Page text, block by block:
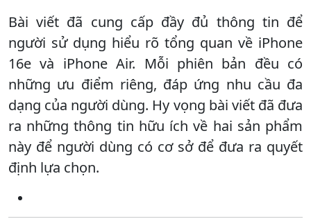
Bài viết đã cung cấp đầy đủ thông tin để
người sử dụng hiểu rõ tổng quan về iPhone
16e và iPhone Air. Mỗi phiên bản đều có
những ưu điểm riêng, đáp ứng nhu cầu đa
dạng của người dùng. Hy vọng bài viết đã đưa
ra những thông tin hữu ích về hai sản phẩm
này để người dùng có cơ sở để đưa ra quyết
định lựa chọn.